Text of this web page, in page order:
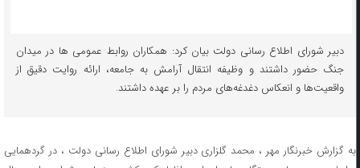
دبیر شورای اطلاع رسانی دولت بیان کرد: همکاران روابط‌ عمومی ها در میدان
جنگ حضور داشتند و وظیفه انتقال آرامش به جامعه، ارائه روایت دقیق از
واقعیت‌ها و انعکاس دغدغه‌های مردم را بر عهده داشتند.
به گزارش خبرنگار مهر ، محمد گلزاری دبیر شورای اطلاع رسانی دولت ، در گردهمایی